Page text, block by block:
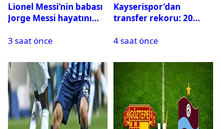
Lionel Messi’nin babası
Jorge Messi hayatını
3 saat önce
Kayserispor’dan
transfer rekoru: 20
4 saat önce